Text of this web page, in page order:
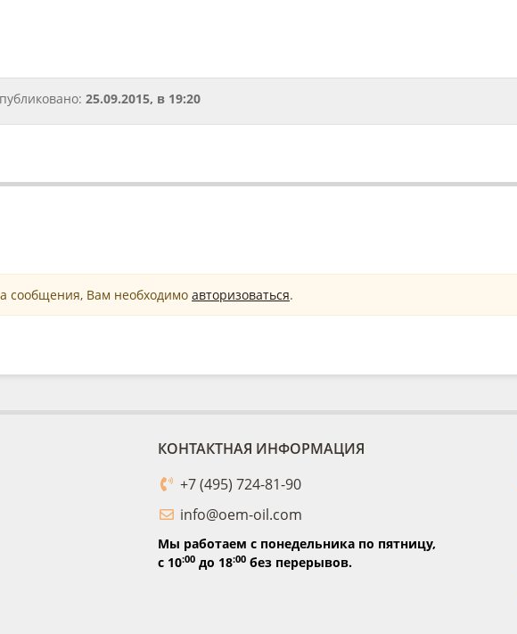
25.09.2015, в 19:20
сообщения, Вам необходимо авторизоваться.
КОНТАКТНАЯ ИНФОРМАЦИЯ
+7 (495) 724-81-90
info@oem-oil.com
Мы работаем с понедельника по пятницу,
с 10:00до 18:00без перерывов.